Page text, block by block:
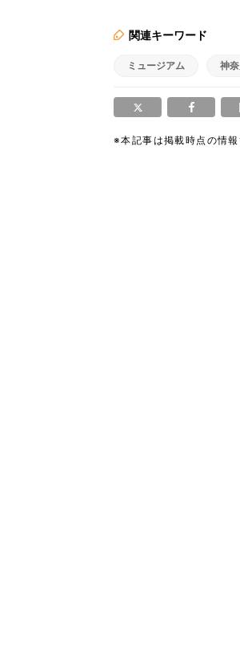
関連キーワード
ミュージアム 神
※本記事は掲載時点の情